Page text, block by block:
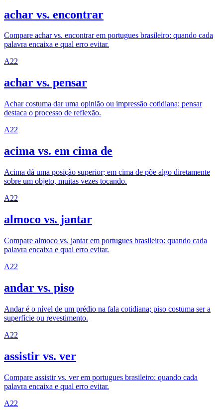
achar vs. encontrar
Compare achar vs. encontrar em portugues brasileiro: quando cada
palavra encaixa e qual erro evitar.
A22
achar vs. pensar
Achar costuma dar uma opinião ou impressão cotidiana; pensar
destaca o processo de reflexão.
A22
acima vs. em cima de
Acima dá uma posição superior; em cima de põe algo diretamente
sobre um objeto, muitas vezes tocando.
A22
almoco vs. jantar
Compare almoco vs. jantar em portugues brasileiro: quando cada
palavra encaixa e qual erro evitar.
A22
andar vs. piso
Andar é o nível de um prédio na fala cotidiana; piso costuma ser a
superfície ou revestimento.
A22
assistir vs. ver
Compare assistir vs. ver em portugues brasileiro: quando cada
palavra encaixa e qual erro evitar.
A22